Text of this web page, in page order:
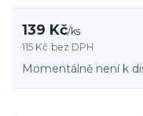
139 Kč/ks
115 Kč bez DPH
Momentálně není k